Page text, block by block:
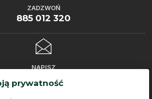
ZADZWOŃ
885 012 320
NAPISZ
prywatność